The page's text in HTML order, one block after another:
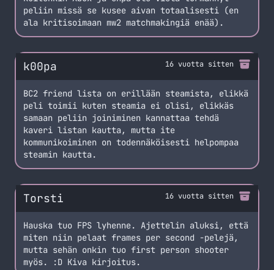
peliin missä se kusee aivan totaalisesti (en
ala kritisoimaan mw2 matchmakingiä enää).
k00pa 16 vuotta sitten
BC2 friend lista on erillään steamista, elikkä
peli toimii kuten steamia ei olisi, elikkäs
samaan peliin joiniminen kannattaa tehdä
kaveri listan kautta, mutta ite
kommunikoiminen on todennäköisesti helpompaa
steamin kautta.
Torsti 16 vuotta sitten
Hauska tuo FPS lyhenne. Ajettelin aluksi, että
miten niin pelaat frames per second -pelejä,
mutta sehän onkin tuo first person shooter
myös. :D Kiva kirjoitus.